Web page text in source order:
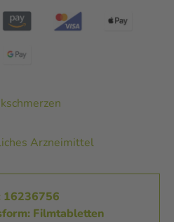
Arzneimittel
16236756
Filmtabletten